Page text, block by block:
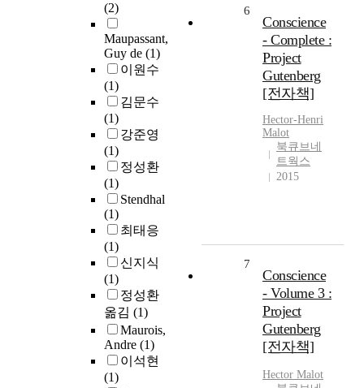
(2)
Maupassant,
Guy de (1)
이원수
(1)
김문수
(1)
강준영
(1)
정성환
(1)
Stendhal
(1)
최태응
(1)
신지식
(1)
정성환
옮김 (1)
Maurois,
Andre (1)
이석현
(1)
6
Conscience
- Complete :
Project
Gutenberg
[전자책]
Hector-Henri
Malot
북큐브네
트웍스
2015
7
Conscience
- Volume 3 :
Project
Gutenberg
[전자책]
Hector Malot